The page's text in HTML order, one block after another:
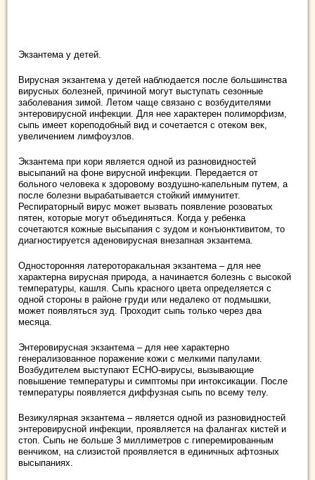
Экзантема у детей.
Вирусная экзантема у детей наблюдается после большинства
вирусных болезней, причиной могут выступать сезонные
заболевания зимой. Летом чаще связано с возбудителями
энтеровирусной инфекции. Для нее характерен полиморфизм,
сыпь имеет кореподобный вид и сочетается с отеком век,
увеличением лимфоузлов.
Экзантема при кори является одной из разновидностей
высыпаний на фоне вирусной инфекции. Передается от
больного человека к здоровому воздушно-капельным путем, а
после болезни вырабатывается стойкий иммунитет.
Респираторный вирус может вызвать появление розоватых
пятен, которые могут объединяться. Когда у ребенка
сочетаются кожные высыпания с зудом и конъюнктивитом, то
диагностируется аденовирусная внезапная экзантема.
Односторонняя латероторакальная экзантема – для нее
характерна вирусная природа, а начинается болезнь с высокой
температуры, кашля. Сыпь красного цвета определяется с
одной стороны в районе груди или недалеко от подмышки,
может появляться зуд. Проходит сыпь только через два
месяца.
Энтеровирусная экзантема – для нее характерно
генерализованное поражение кожи с мелкими папулами.
Возбудителем выступают ЕСНО-вирусы, вызывающие
повышение температуры и симптомы при интоксикации. После
температуры появляется диффузная сыпь по всему телу.
Везикулярная экзантема – является одной из разновидностей
энтеровирусной инфекции, проявляется на фалангах кистей и
стоп. Сыпь не больше 3 миллиметров с гиперемированным
венчиком, на слизистой проявляется в единичных афтозных
высыпаниях.